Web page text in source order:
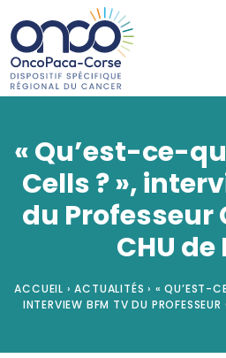
« Qu’est-ce-
Cells ? »,
du Professeur
CHU de
ACCUEIL › ACTUALITÉS › « QU’EST-
INTERVIEW BFM TV DU
Panneau de gestion des cookies